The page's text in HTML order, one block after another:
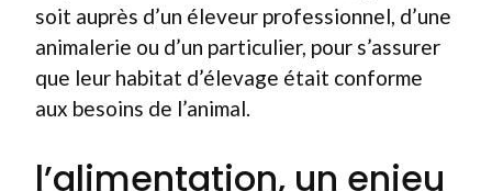
soit auprès d’un éleveur professionnel, d’une
animalerie ou d’un particulier, pour s’assurer
que leur habitat d’élevage était conforme
aux besoins de l’animal.
l’alimentation, un enjeu